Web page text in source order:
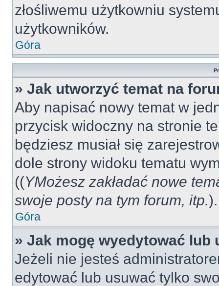
złośliwemu użytkowniu
użytkowników.
Góra
» Jak utworzyć temat na
Aby napisać nowy temat w
przycisk widoczny na stronie
będziesz musiał się
dole strony widoku tematu
((YMożesz zakładać nowe
swoje posty na tym forum, itp.).
Góra
» Jak mogę wyedytować lub
Jeżeli nie jesteś
edytować lub usuwać tylko